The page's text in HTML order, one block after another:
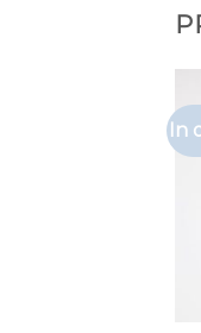
In